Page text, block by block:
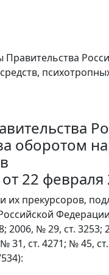
Правительства
оборотом
22
их прекурсоров,
№ 29, ст. 3253;
ст. 4271; № 45,